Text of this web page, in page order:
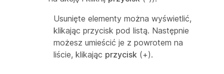
Usunięte elementy można wyświetlić,
klikając przycisk pod listą. Następnie
możesz umieścić je z powrotem na
liście, klikając przycisk (+).